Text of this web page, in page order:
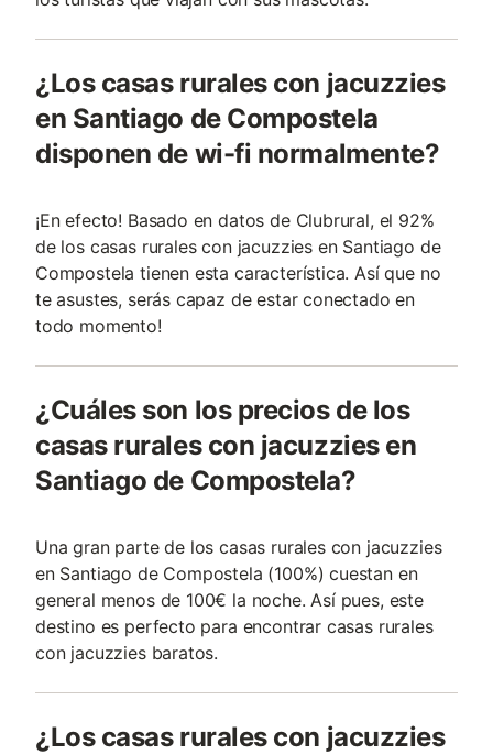
¿Los casas rurales con jacuzzies
en Santiago de Compostela
disponen de wi-fi normalmente?
¡En efecto! Basado en datos de Clubrural, el 92%
de los casas rurales con jacuzzies en Santiago de
Compostela tienen esta característica. Así que no
te asustes, serás capaz de estar conectado en
todo momento!
¿Cuáles son los precios de los
casas rurales con jacuzzies en
Santiago de Compostela?
Una gran parte de los casas rurales con jacuzzies
en Santiago de Compostela (100%) cuestan en
general menos de 100€ la noche. Así pues, este
destino es perfecto para encontrar casas rurales
con jacuzzies baratos.
¿Los casas rurales con jacuzzies